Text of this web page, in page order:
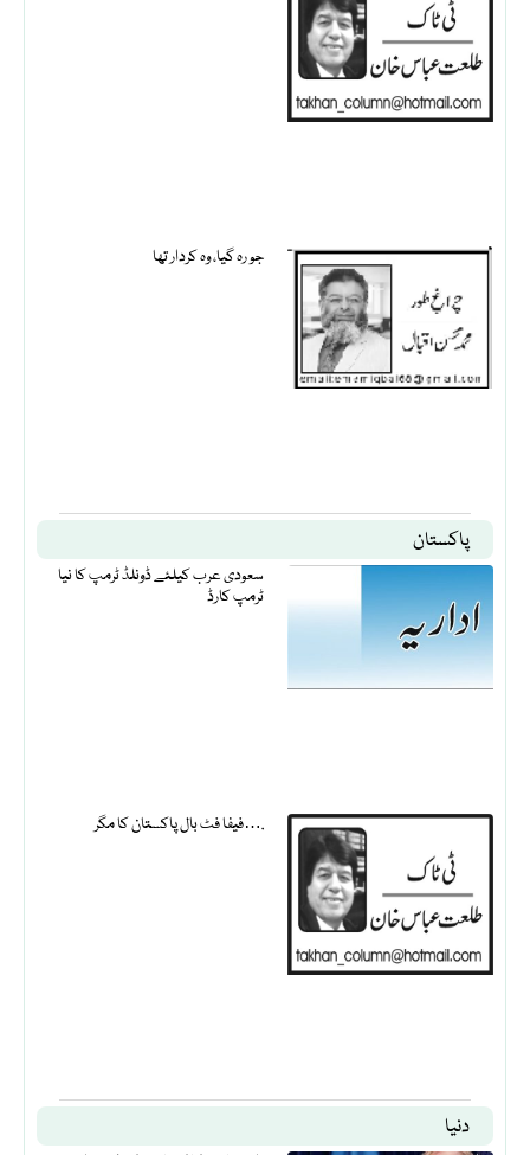
جو رہ گیا، وہ کردار تھا
پاکستان
سعودی عرب کیلئے ڈونلڈ ٹرمپ کا نیا
ٹرمپ کارڈ
فیفا فٹ بال پاکستان کا مگر….
دنیا